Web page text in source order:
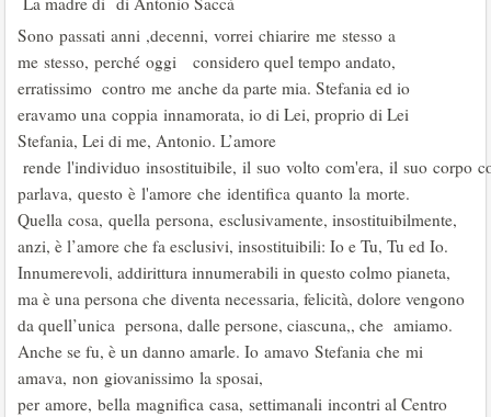
Sono passati anni ,decenni, vorrei chiarire me stesso a
me stesso, perché oggi considero quel tempo andato,
erratissimo contro me anche da parte mia. Stefania ed io
eravamo una coppia innamorata, io di Lei, proprio di Lei
Stefania, Lei di me, Antonio. L’amore
rende l'individuo insostituibile, il suo volto com'era, il suo corpo
parlava, questo è l'amore che identifica quanto la morte.
Quella cosa, quella persona, esclusivamente, insostituibilmente,
anzi, è l’amore che fa esclusivi, insostituibili: Io e Tu, Tu ed Io.
Innumerevoli, addirittura innumerabili in questo colmo pianeta,
ma è una persona che diventa necessaria, felicità, dolore vengono
da quell’unica persona, dalle persone, ciascuna,, che amiamo.
Anche se fu, è un danno amarle. Io amavo Stefania che mi
amava, non giovanissimo la sposai,
per amore, bella magnifica casa, settimanali incontri al Centro